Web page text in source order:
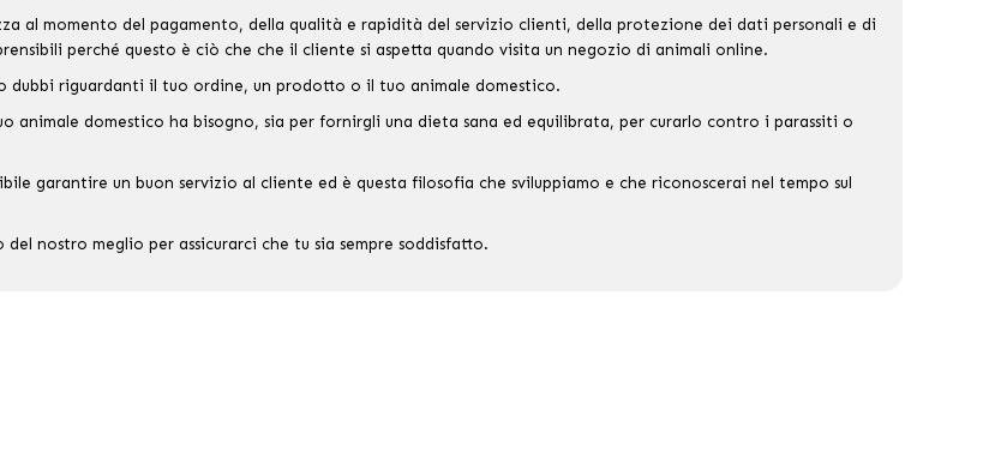
al momento del pagamento, della qualità e rapidità del servizio clienti, della protezione dei dati personali e di
perché questo è ciò che che il cliente si aspetta quando visita un negozio di animali online.
dubbi riguardanti il ​​tuo ordine, un prodotto o il tuo animale domestico.
domestico ha bisogno, sia per fornirgli una dieta sana ed equilibrata, per curarlo contro i parassiti o
garantire un buon servizio al cliente ed è questa filosofia che sviluppiamo e che riconoscerai nel tempo sul
nostro meglio per assicurarci che tu sia sempre soddisfatto.